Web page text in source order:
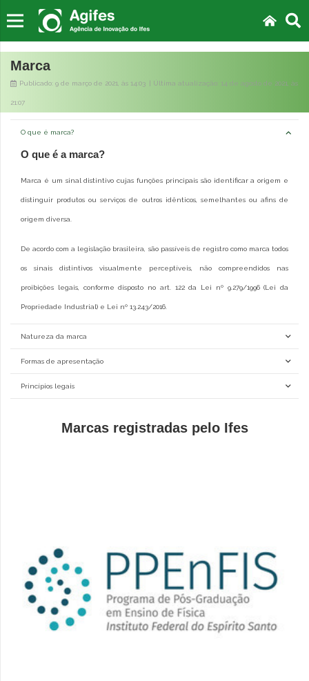
Marca
Publicado: 9 de março de 2021, às 14:03 | Última atualização: 14 de agosto de 2021, às
21:07
O que é marca?
O que é a marca?
Marca é um sinal distintivo cujas funções principais são identificar a origem e
distinguir produtos ou serviços de outros idênticos, semelhantes ou afins de
origem diversa.
De acordo com a legislação brasileira, são passíveis de registro como marca todos
os sinais distintivos visualmente perceptíveis, não compreendidos nas
proibições legais, conforme disposto no art. 122 da Lei nº 9.279/1996 (Lei da
Propriedade Industrial) e Lei nº 13.243/2016.
Natureza da marca
Formas de apresentação
Princípios legais
Marcas registradas pelo Ifes